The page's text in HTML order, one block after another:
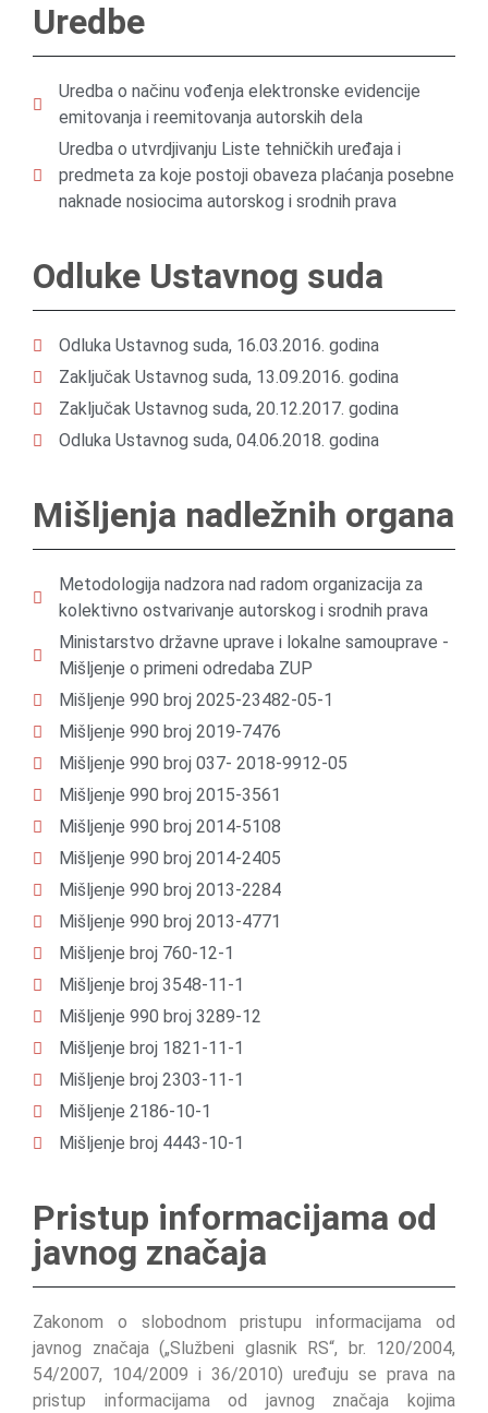
Uredbe
Uredba o načinu vođenja elektronske evidencije
emitovanja i reemitovanja autorskih dela
Uredba o utvrdjivanju Liste tehničkih uređaja i
predmeta za koje postoji obaveza plaćanja posebne
naknade nosiocima autorskog i srodnih prava
Odluke Ustavnog suda
Odluka Ustavnog suda, 16.03.2016. godina
Zaključak Ustavnog suda, 13.09.2016. godina
Zaključak Ustavnog suda, 20.12.2017. godina
Odluka Ustavnog suda, 04.06.2018. godina
Mišljenja nadležnih organa
Metodologija nadzora nad radom organizacija za
kolektivno ostvarivanje autorskog i srodnih prava
Ministarstvo državne uprave i lokalne samouprave -
Mišljenje o primeni odredaba ZUP
Mišljenje 990 broj 2025-23482-05-1
Mišljenje 990 broj 2019-7476
Mišljenje 990 broj 037- 2018-9912-05
Mišljenje 990 broj 2015-3561
Mišljenje 990 broj 2014-5108
Mišljenje 990 broj 2014-2405
Mišljenje 990 broj 2013-2284
Mišljenje 990 broj 2013-4771
Mišljenje broj 760-12-1
Mišljenje broj 3548-11-1
Mišljenje 990 broj 3289-12
Mišljenje broj 1821-11-1
Mišljenje broj 2303-11-1
Mišljenje 2186-10-1
Mišljenje broj 4443-10-1
Pristup informacijama od
javnog značaja
Zakonom o slobodnom pristupu informacijama od
javnog značaja („Službeni glasnik RS“, br. 120/2004,
54/2007, 104/2009 i 36/2010) uređuju se prava na
pristup informacijama od javnog značaja kojima